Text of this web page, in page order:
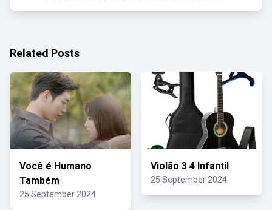
Related Posts
Você é Humano
Também
25 September 2024
Violão 3 4 Infantil
25 September 2024